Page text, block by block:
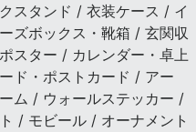
スタンド / 衣装ケース / イ
ズボックス・靴箱 / 玄関収
スター / カレンダー・卓上
ド・ポストカード / アー
ム / ウォールステッカー /
/ モビール / オーナメント